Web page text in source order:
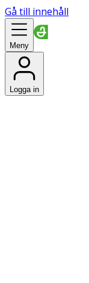
Gå till innehåll
Meny
Logga in